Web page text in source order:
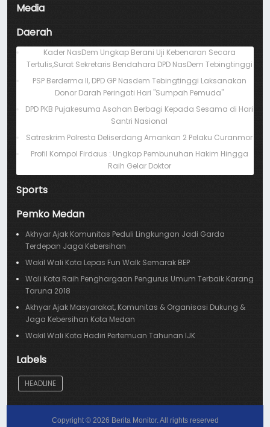
Media
Daerah
Kader NasDem Ungkap Berani Uji Kebenaran Secara
Tertulis,Surat Sekretaris Bendahara DPD NasDem Tebingtinggi
PSP Berderma II, DPD GP Nasdem Tebingtinggi Laksanakan
Donor Darah Peringati Hari "Sumpah Pemuda"
DPD PKB Pujakesuma Asahan Berbagi Kepada Sesama di Hari
Santri Nasional
Satreskrim Polresta Deliserdang Amankan 2 Pelaku Curanmor
Profil Kompol Firdaus : Ungkap Pembunuhan Hakim Hingga
Raih Gelar Doktor
Sports
Pemko Medan
Akhyar Ajak Komunitas Peduli Lingkungan Jadi Garda
Terdepan Jaga Kebersihan
Wakil Wali Kota Lepas Fun Walk Semarak BEP
Wali Kota Raih Penghargaan Pengurus Umum Terbaik Karang
Taruna 2018
Akhyar Ajak Masyarakat, Komunitas & Organisasi Dukung &
Jaga Kebersihan Kota Medan
Wakil Wali Kota Hadiri Pertemuan Tahunan IJK
Labels
HEADLINE
Copyright © 2026 Berita Monitor. All rights reserved